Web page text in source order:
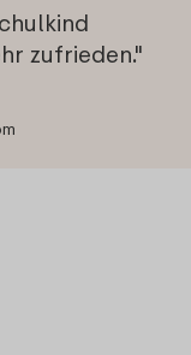
zufrieden."